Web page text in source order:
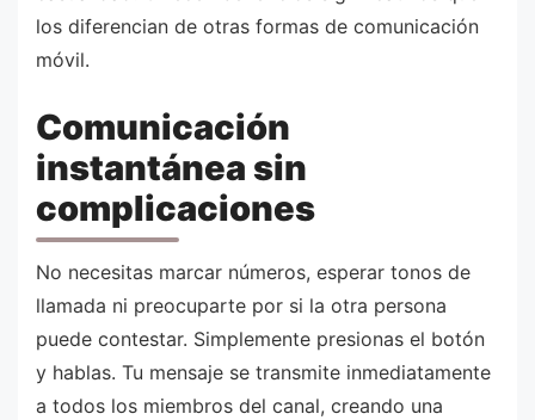
los diferencian de otras formas de comunicación
móvil.
Comunicación
instantánea sin
complicaciones
No necesitas marcar números, esperar tonos de
llamada ni preocuparte por si la otra persona
puede contestar. Simplemente presionas el botón
y hablas. Tu mensaje se transmite inmediatamente
a todos los miembros del canal, creando una